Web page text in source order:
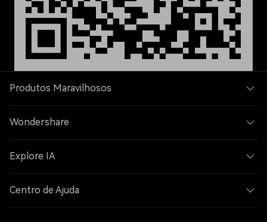
Produtos Maravilhosos
Wondershare
Explore IA
Centro de Ajuda